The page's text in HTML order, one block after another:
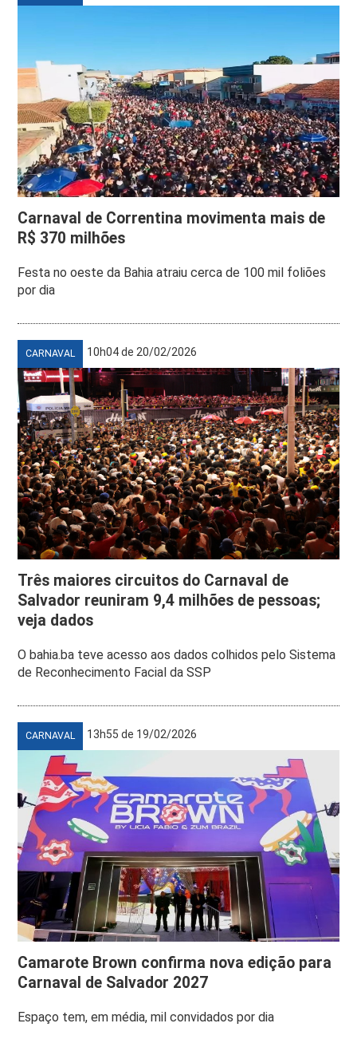
Carnaval de Correntina movimenta mais de
R$ 370 milhões
Festa no oeste da Bahia atraiu cerca de 100 mil foliões
por dia
CARNAVAL 10h04 de 20/02/2026
Três maiores circuitos do Carnaval de
Salvador reuniram 9,4 milhões de pessoas;
veja dados
O bahia.ba teve acesso aos dados colhidos pelo Sistema
de Reconhecimento Facial da SSP
CARNAVAL 13h55 de 19/02/2026
Camarote Brown confirma nova edição para
Carnaval de Salvador 2027
Espaço tem, em média, mil convidados por dia